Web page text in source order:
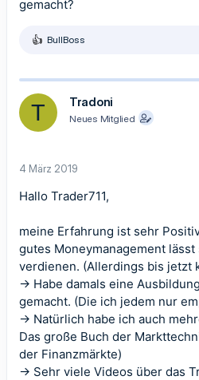
gemacht?
R
k
t
i
n
:
BullBoss
T Tradoni
Neues Mitglied
4 März 2019
Hallo Trader711,
meine Erfahrung ist sehr
gutes Moneymanagement lässt
verdienen. (Allerdings bis jetzt
-> Habe damals eine
gemacht. (Die ich jedem nur
-> Natürlich habe ich auch
Das große Buch der
der Finanzmärkte)
-> Sehr viele Videos über das